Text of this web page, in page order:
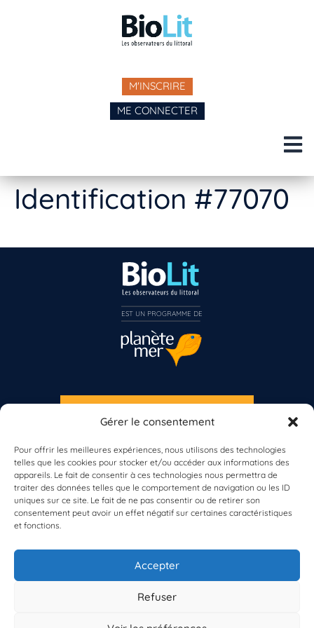
Gérer le consentement
Pour offrir les meilleures expériences, nous utilisons des technologies
telles que les cookies pour stocker et/ou accéder aux informations des
appareils. Le fait de consentir à ces technologies nous permettra de
traiter des données telles que le comportement de navigation ou les ID
uniques sur ce site. Le fait de ne pas consentir ou de retirer son
consentement peut avoir un effet négatif sur certaines caractéristiques
et fonctions.
Accepter
Refuser
M'INSCRIRE
ME CONNECTER
Identification #77070
À propos de BioLit
Vos données d'observation
Ressources
Résultats du programme
Contacts
S'INSCRIRE À LA NEWSLETTER
Vous n’êtes pas encore inscrit à Biolit ?
Inscrivez-vous dès maintenant